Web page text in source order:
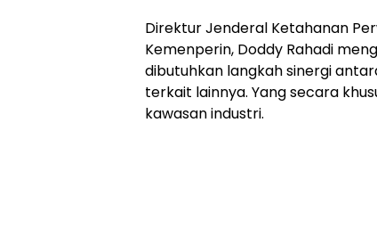
Direktur Jenderal Ketahanan
Kemenperin, Doddy Rahadi
dibutuhkan langkah sinergi
terkait lainnya. Yang secara
kawasan industri.